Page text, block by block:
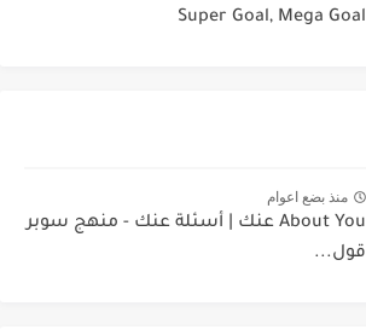
Super Goal, Mega Goal
منذ بضع اعوام
About You عنك | أسئلة عنك - منهج سوبر
قول...